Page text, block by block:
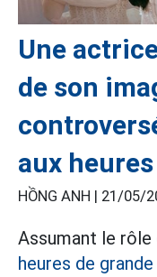
Une
de son
aux
HỒNG ANH | 21/05/
Assumant le rôle
heures de